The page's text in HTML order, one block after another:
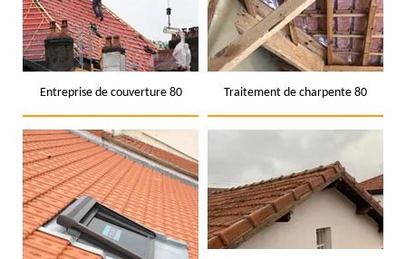
Entreprise de couverture 80 Traitement de charpente 80